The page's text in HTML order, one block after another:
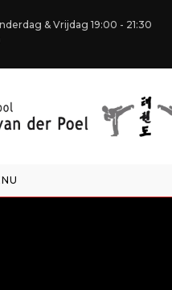
& Vrijdag 19:00 - 21:30